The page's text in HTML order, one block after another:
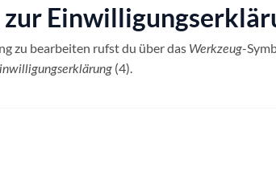
zu bearbeiten rufst du über das Werkzeug-
(4).